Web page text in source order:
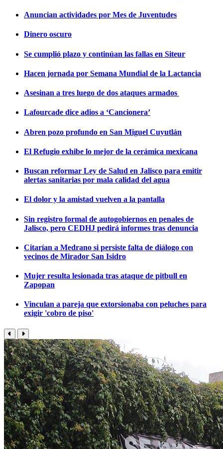
Anuncian actividades por Mes de Juventudes
Dinero oscuro
Se cumplió plazo y continúan las fallas en Siteur
Hacen jornada por Semana Mundial de la Lactancia
Asesinan a tres luego de dos ataques armados
Lafourcade dice adios a ‘Cancionera’
Abren pozo profundo en San Miguel Cuyutlán
El Refugio exhibe lo mejor de la cerámica mexicana
Buscan reformar Ley de Salud en Jalisco para emitir
alertas sanitarias por mala calidad del agua
El dolor y la amistad vuelven a la pantalla
Sin registro formal de autogobiernos en penales de
Jalisco, pero CEDHJ pedirá informes tras denuncia
Citarían a Medrano si persiste falta de diálogo con
vecinos de Mirador San Isidro
Mujer resulta lesionada tras ataque de pitbull en
Zapopan
Vinculan a pareja que extorsionaba con peluches para
exigir 'cobro de piso'